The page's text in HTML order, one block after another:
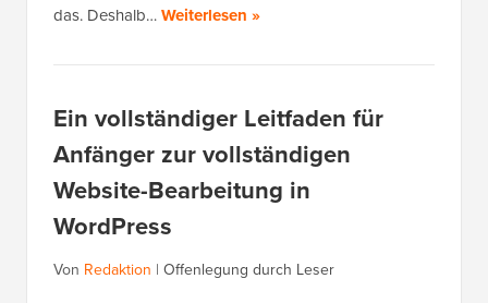
das. Deshalb…Weiterlesen »
Ein vollständiger Leitfaden für
Anfänger zur vollständigen
Website-Bearbeitung in
WordPress
Von Redaktion | Offenlegung durch Leser